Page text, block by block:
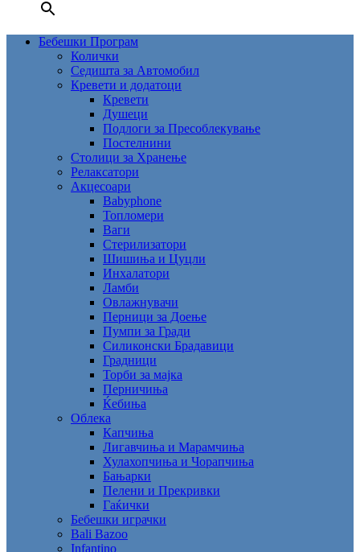
Бебешки Програм
Колички
Седишта за Автомобил
Кревети и додатоци
Кревети
Душеци
Подлоги за Пресоблекување
Постелнини
Столици за Хранење
Релаксатори
Акцесоари
Babyphone
Топломери
Ваги
Стерилизатори
Шишиња и Цуцли
Инхалатори
Ламби
Овлажнувачи
Перници за Доење
Пумпи за Гради
Силиконски Брадавици
Градници
Торби за мајка
Перничиња
Ќебиња
Облека
Капчиња
Лигавчиња и Марамчиња
Хулахопчиња и Чорапчиња
Бањарки
Пелени и Прекривки
Гаќички
Бебешки играчки
Bali Bazoo
Infantino